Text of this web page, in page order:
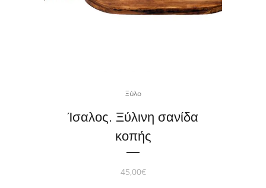
Ξύλο
Ίσαλος. Ξύλινη σανίδα
κοπής
45,00€